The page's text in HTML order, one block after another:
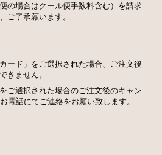
の場合はクール便手数料含む）を請求
ご了承願います。
ード」をご選択された場合、ご注文後
きません。
ご選択された場合のご注文後のキャン
電話にてご連絡をお願い致します。